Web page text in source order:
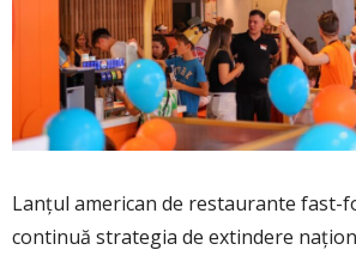
Lanțul american de restaurante fast-
continuă strategia de extindere